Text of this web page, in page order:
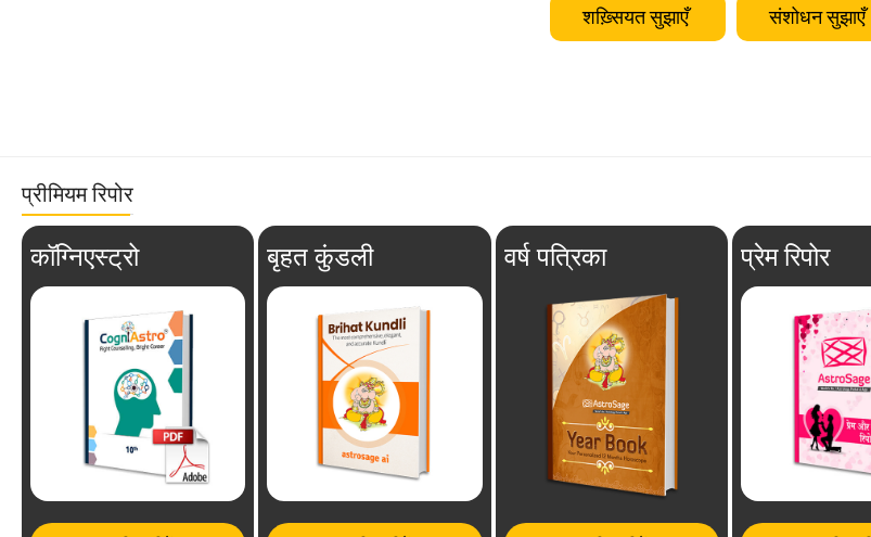
शख़्सियत सुझाएँ संशोधन सुझाएँ
प्रीमियम रिपोर
कॉग्निएस्ट्रो बृहत कुंडली वर्ष पत्रिका प्रेम रिपोर